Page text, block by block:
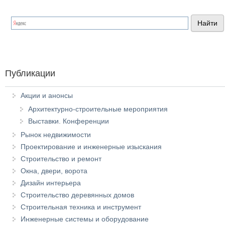
Публикации
Акции и анонсы
Архитектурно-строительные мероприятия
Выставки. Конференции
Рынок недвижимости
Проектирование и инженерные изыскания
Строительство и ремонт
Окна, двери, ворота
Дизайн интерьера
Строительство деревянных домов
Строительная техника и инструмент
Инженерные системы и оборудование